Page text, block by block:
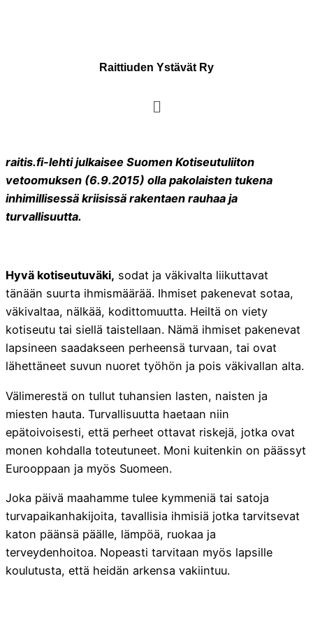
Raittiuden Ystävät Ry
raitis.fi-lehti julkaisee Suomen Kotiseutuliiton
vetoomuksen (6.9.2015) olla pakolaisten tukena
inhimillisessä kriisissä rakentaen rauhaa ja
turvallisuutta.
Hyvä kotiseutuväki, sodat ja väkivalta liikuttavat
tänään suurta ihmismäärää. Ihmiset pakenevat sotaa,
väkivaltaa, nälkää, kodittomuutta. Heiltä on viety
kotiseutu tai siellä taistellaan. Nämä ihmiset pakenevat
lapsineen saadakseen perheensä turvaan, tai ovat
lähettäneet suvun nuoret työhön ja pois väkivallan alta.
Välimerestä on tullut tuhansien lasten, naisten ja
miesten hauta. Turvallisuutta haetaan niin
epätoivoisesti, että perheet ottavat riskejä, jotka ovat
monen kohdalla toteutuneet. Moni kuitenkin on päässyt
Eurooppaan ja myös Suomeen.
Joka päivä maahamme tulee kymmeniä tai satoja
turvapaikanhakijoita, tavallisia ihmisiä jotka tarvitsevat
katon päänsä päälle, lämpöä, ruokaa ja
terveydenhoitoa. Nopeasti tarvitaan myös lapsille
koulutusta, että heidän arkensa vakiintuu.